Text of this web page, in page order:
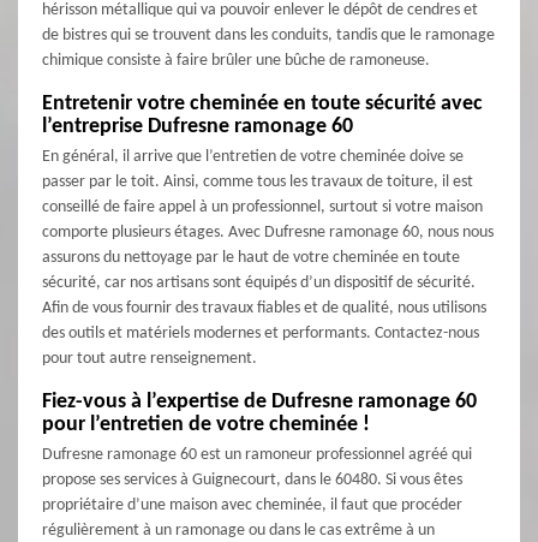
hérisson métallique qui va pouvoir enlever le dépôt de cendres et
de bistres qui se trouvent dans les conduits, tandis que le ramonage
chimique consiste à faire brûler une bûche de ramoneuse.
Entretenir votre cheminée en toute sécurité avec
l’entreprise Dufresne ramonage 60
En général, il arrive que l’entretien de votre cheminée doive se
passer par le toit. Ainsi, comme tous les travaux de toiture, il est
conseillé de faire appel à un professionnel, surtout si votre maison
comporte plusieurs étages. Avec Dufresne ramonage 60, nous nous
assurons du nettoyage par le haut de votre cheminée en toute
sécurité, car nos artisans sont équipés d’un dispositif de sécurité.
Afin de vous fournir des travaux fiables et de qualité, nous utilisons
des outils et matériels modernes et performants. Contactez-nous
pour tout autre renseignement.
Fiez-vous à l’expertise de Dufresne ramonage 60
pour l’entretien de votre cheminée !
Dufresne ramonage 60 est un ramoneur professionnel agréé qui
propose ses services à Guignecourt, dans le 60480. Si vous êtes
propriétaire d’une maison avec cheminée, il faut que procéder
régulièrement à un ramonage ou dans le cas extrême à un